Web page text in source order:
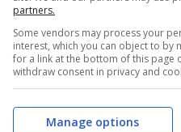
In caso contrario,
giorni come
partners.
Some vendors may process your
interest, which you can object to
for a link at the bottom of this page
withdraw consent in privacy and
Manage options